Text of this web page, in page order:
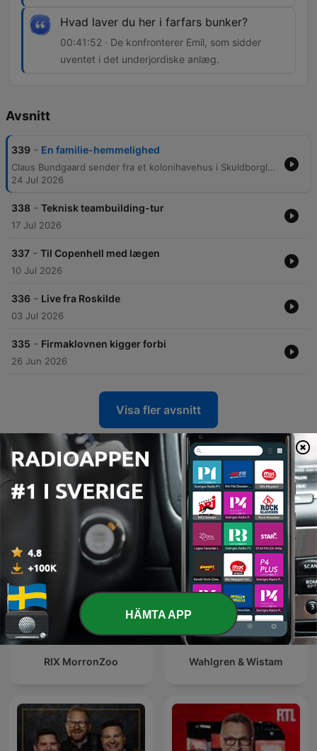
Hvad laver du her i farfars bunker?
00:41:52 · De konfronterer Emil, som sidder
uventet i det underjordiske anlæg.
Avsnitt
339 - En familie-hemmelighed
Claus Bundgaard sender fra et kolonihavehus i Skuldborglanden, hvor han er samlet med sine søskende til en sommerbegivenhed. Samtalen spænder fra familiens historie og husets arkitektur til en gåtur gennem haven, hvor de diskuterer alt fra familieforhold til fundet af en gammel økse. Brødrene Claus og Lars udforsker desuden et mystisk underjordisk bunkersystem fundet via et lem i deres farfars kolonihave. Under udforskningen finder de gamle genstande og spekulerer over systemets historiske forbindelse til anden verdenskrig, før de til sidst støder på Emil, der sidder uventet i bunkeren.
24 Jul 2026
338 - Teknisk teambuilding-tur
17 Jul 2026
337 - Til Copenhell med lægen
10 Jul 2026
336 - Live fra Roskilde
03 Jul 2026
335 - Firmaklovnen kigger forbi
26 Jun 2026
Visa fler avsnitt
Fler Komedi-poddar
Visa alla
RIX MorronZoo Wahlgren & Wistam
HÄMTA APP